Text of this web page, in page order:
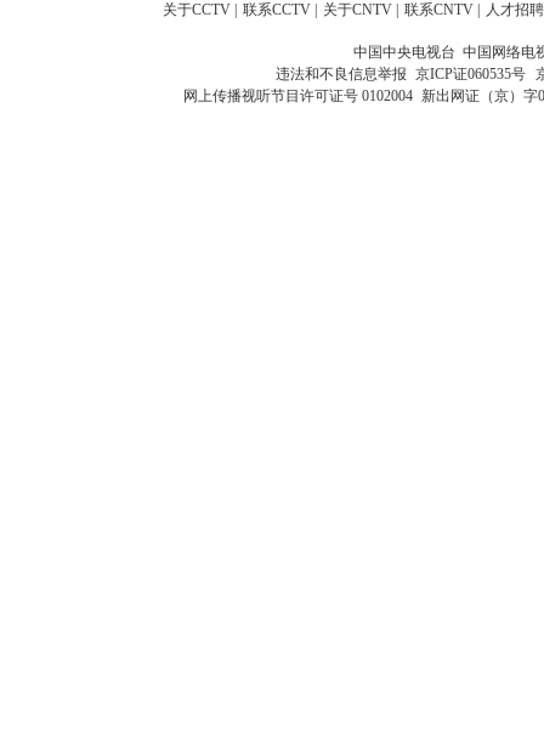
关于CCTV 联系CCTV 关于CNTV 联系CNTV 人才招聘
中国中央电视台 中国网络电
违法和不良信息举报 京ICP证060535号
网上传播视听节目许可证号 0102004 新出网证（京）